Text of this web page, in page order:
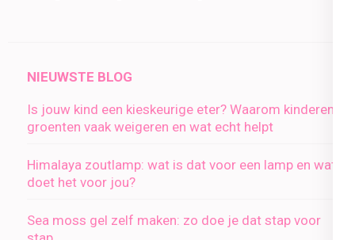
NIEUWSTE BLOG
Is jouw kind een kieskeurige eter? Waarom kinderen
groenten vaak weigeren en wat echt helpt
Himalaya zoutlamp: wat is dat voor een lamp en wat
doet het voor jou?
Sea moss gel zelf maken: zo doe je dat stap voor